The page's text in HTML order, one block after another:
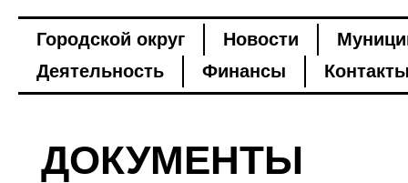
Городской округ Новости
Деятельность
Финансы
ДОКУМЕНТЫ